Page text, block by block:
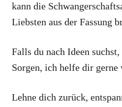
kann die
Liebsten aus der Fassung
Falls du nach Ideen
Sorgen, ich helfe dir gerne
Lehne dich zurück,